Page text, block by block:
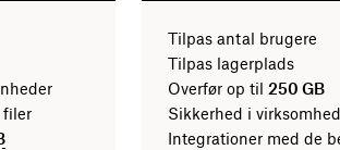
filer
Tilpas antal brugere
Tilpas lagerplads
Overfør op til 250 GB
Sikkerhed i
Integrationer med de